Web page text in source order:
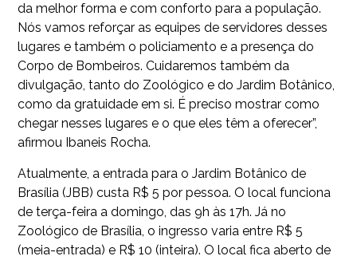
da melhor forma e com conforto para a população.
Nós vamos reforçar as equipes de servidores desses
lugares e também o policiamento e a presença do
Corpo de Bombeiros. Cuidaremos também da
divulgação, tanto do Zoológico e do Jardim Botânico,
como da gratuidade em si. É preciso mostrar como
chegar nesses lugares e o que eles têm a oferecer”,
afirmou Ibaneis Rocha.
Atualmente, a entrada para o Jardim Botânico de
Brasília (JBB) custa R$ 5 por pessoa. O local funciona
de terça-feira a domingo, das 9h às 17h. Já no
Zoológico de Brasília, o ingresso varia entre R$ 5
(meia-entrada) e R$ 10 (inteira). O local fica aberto de